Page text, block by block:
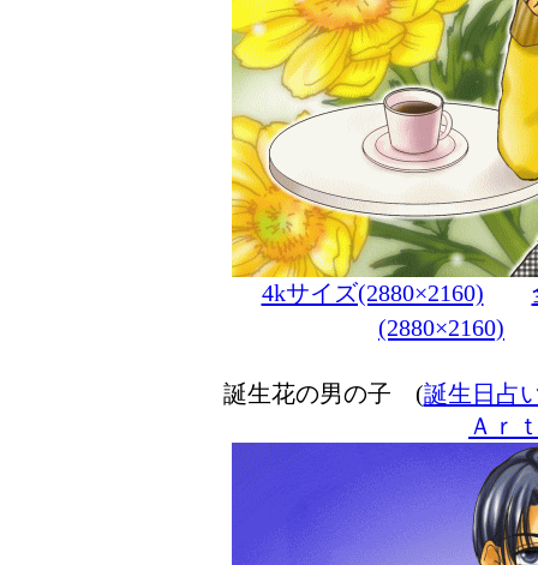
4kサイズ(2880×2160)
(2880×2160)
誕生花の男の子 (誕生日占
Ａｒ